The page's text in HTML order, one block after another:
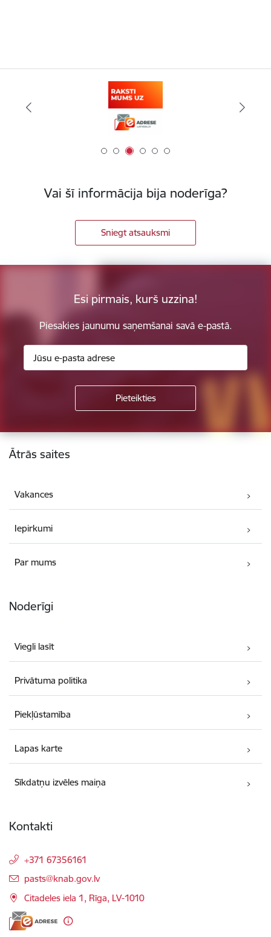
Vai šī informācija bija noderīga?
Sniegt atsauksmi
Esi pirmais, kurš uzzina!
Piesakies jaunumu saņemšanai savā e-pastā.
Kājene
Ātrās saites
Vakances
Iepirkumi
Par mums
Noderīgi
Viegli lasīt
Privātuma politika
Piekļūstamība
Lapas karte
Sīkdatņu izvēles maiņa
Kontakti
+371 67356161
E-pasts:
pasts@knab.gov.lv
Citadeles iela 1, Rīga, LV-1010